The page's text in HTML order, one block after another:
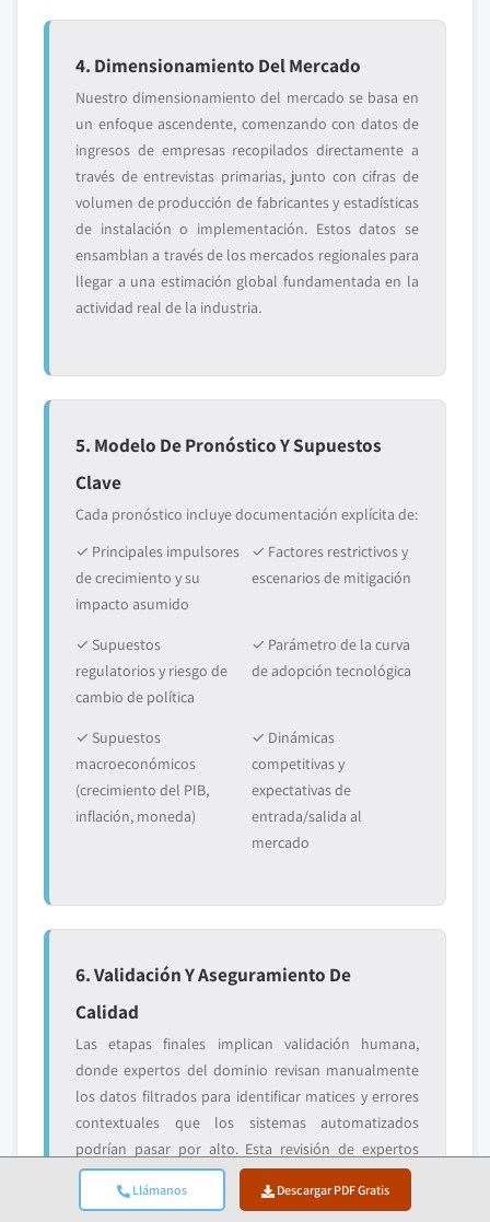
Llámanos Descargar PDF Gratis
4. Dimensionamiento Del Mercado
Nuestro dimensionamiento del mercado se basa en
un enfoque ascendente, comenzando con datos de
ingresos de empresas recopilados directamente a
través de entrevistas primarias, junto con cifras de
volumen de producción de fabricantes y estadísticas
de instalación o implementación. Estos datos se
ensamblan a través de los mercados regionales para
llegar a una estimación global fundamentada en la
actividad real de la industria.
5. Modelo De Pronóstico Y Supuestos
Clave
Cada pronóstico incluye documentación explícita de:
✓ Principales impulsores
de crecimiento y su
impacto asumido
✓ Factores restrictivos y
escenarios de mitigación
✓ Supuestos
regulatorios y riesgo de
cambio de política
✓ Parámetro de la curva
de adopción tecnológica
✓ Supuestos
macroeconómicos
(crecimiento del PIB,
inflación, moneda)
✓ Dinámicas
competitivas y
expectativas de
entrada/salida al
mercado
6. Validación Y Aseguramiento De
Calidad
Las etapas finales implican validación humana,
donde expertos del dominio revisan manualmente
los datos filtrados para identificar matices y errores
contextuales que los sistemas automatizados
podrían pasar por alto. Esta revisión de expertos
añade una capa crítica de aseguramiento de calidad,
asegurando que los datos se alineen con los